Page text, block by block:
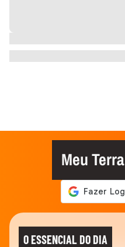
Meu Terra
O ESSENCIAL DO DIA